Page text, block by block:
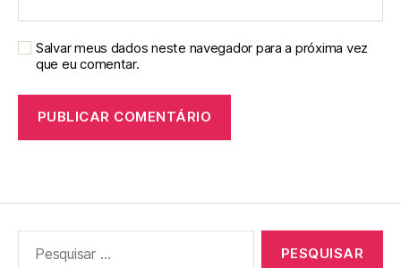
Salvar meus dados neste navegador para a próxima vez
que eu comentar.
por: